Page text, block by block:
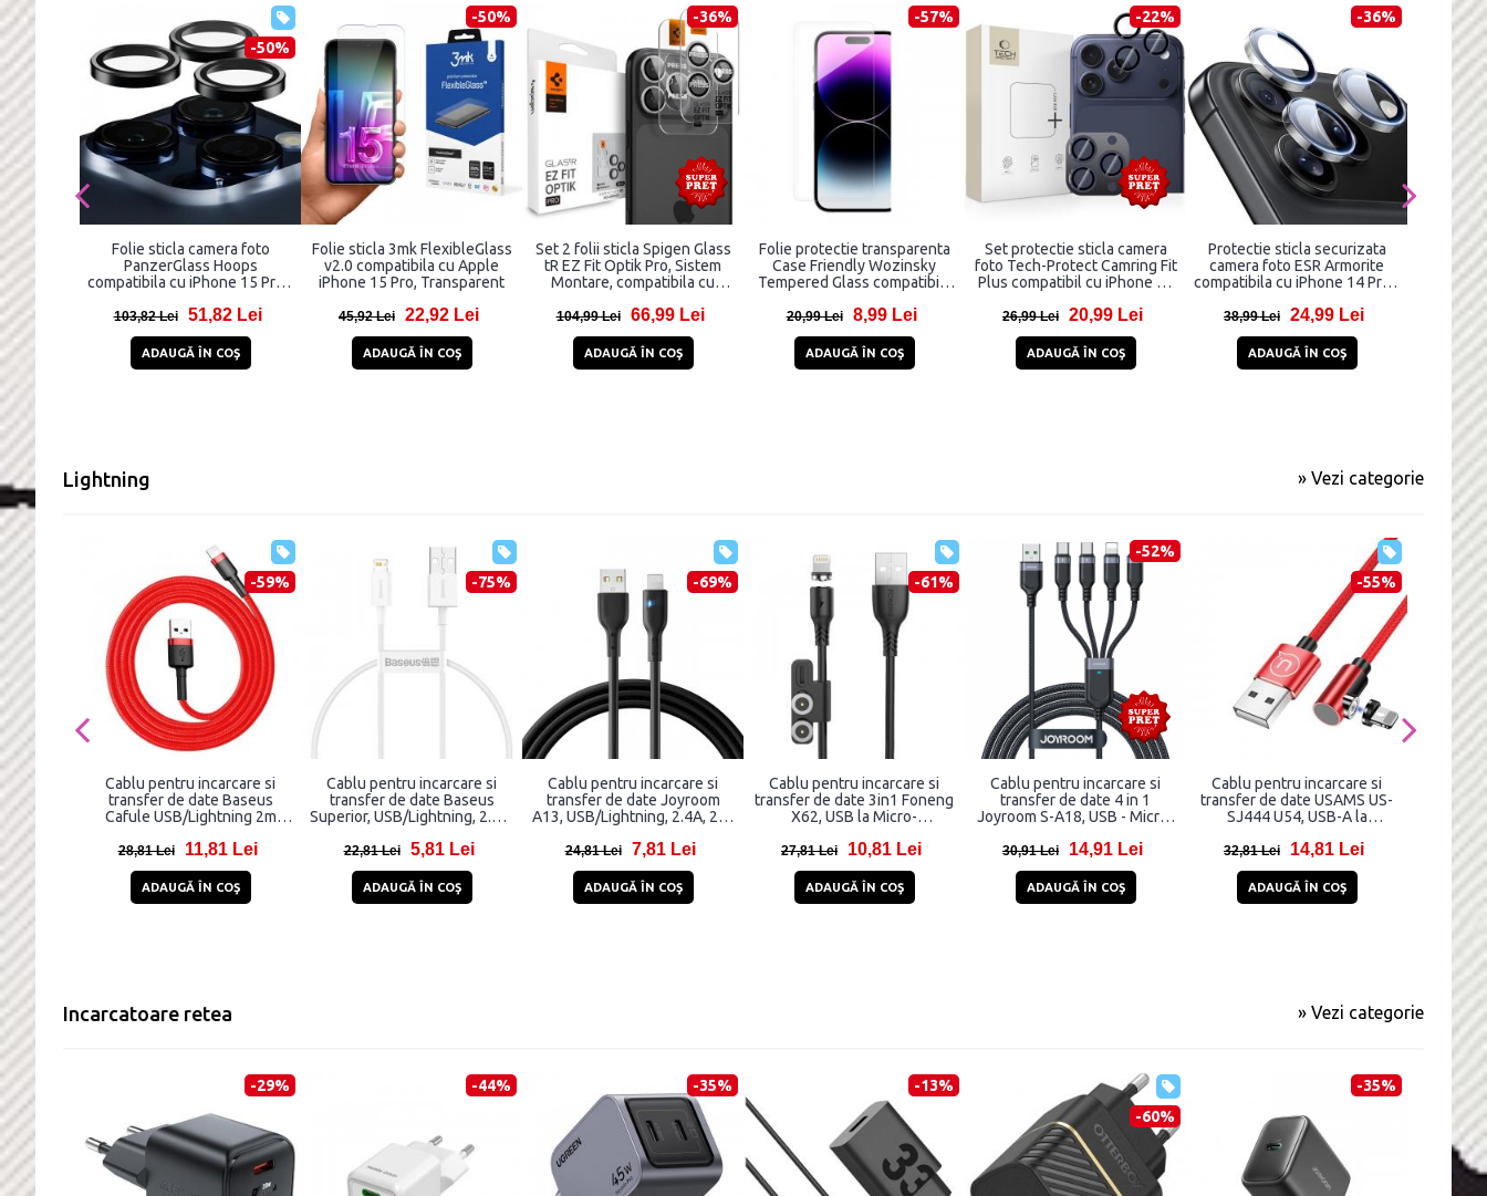
-50%
Folie sticla camera foto
PanzerGlass Hoops
compatibila cu iPhone 15 Pro /
103,82 Lei 51,82 Lei
ADAUGĂ ÎN COŞ
-50%
Folie sticla 3mk FlexibleGlass
v2.0 compatibila cu Apple
iPhone 15 Pro, Transparent
45,92 Lei 22,92 Lei
ADAUGĂ ÎN COŞ
-36%
Set 2 folii sticla Spigen Glass
tR EZ Fit Optik Pro, Sistem
Montare, compatibila cu
Pro/Pro Max, 16 Pro/Pro Max,
104,99 Lei 66,99 Lei
ADAUGĂ ÎN COŞ
-57%
Folie protectie transparenta
Case Friendly Wozinsky
Tempered Glass compatibila
20,99 Lei 8,99 Lei
ADAUGĂ ÎN COŞ
-22%
Set protectie sticla camera
foto Tech-Protect Camring Fit
Plus compatibil cu iPhone 14
Pro Max / 16 Pro / 16 Pro Max
Albastru
26,99 Lei 20,99 Lei
ADAUGĂ ÎN COŞ
-36%
Protectie sticla securizata
camera foto ESR Armorite
compatibila cu iPhone 14 Pro /
Max/ 17 Pro / Max, Clear
38,99 Lei 24,99 Lei
ADAUGĂ ÎN COŞ
Folie
montare
Screen
43,85
Lightning » Vezi categorie
-59%
Cablu pentru incarcare si
transfer de date Baseus
Cafule USB/Lightning 2m
28,81 Lei 11,81 Lei
ADAUGĂ ÎN COŞ
-75%
Cablu pentru incarcare si
transfer de date Baseus
Superior, USB/Lightning, 2.4A,
22,81 Lei 5,81 Lei
ADAUGĂ ÎN COŞ
-69%
Cablu pentru incarcare si
transfer de date Joyroom
A13, USB/Lightning, 2.4A, 2m,
24,81 Lei 7,81 Lei
ADAUGĂ ÎN COŞ
-61%
Cablu pentru incarcare si
transfer de date 3in1 Foneng
X62, USB la Micro-
1 m, Negru
27,81 Lei 10,81 Lei
ADAUGĂ ÎN COŞ
-52%
Cablu pentru incarcare si
transfer de date 4 in 1
Joyroom S-A18, USB - Micro-
3.5A, 1.2m, Negru
30,91 Lei 14,91 Lei
ADAUGĂ ÎN COŞ
-55%
Cablu pentru incarcare si
transfer de date USAMS US-
SJ444 U54, USB-A la
32,81 Lei 14,81 Lei
ADAUGĂ ÎN COŞ
Cablu
transfer
A28
30W,
25,99
Incarcatoare retea » Vezi categorie
-29% -44% -35%
-13%
-60%
-35%